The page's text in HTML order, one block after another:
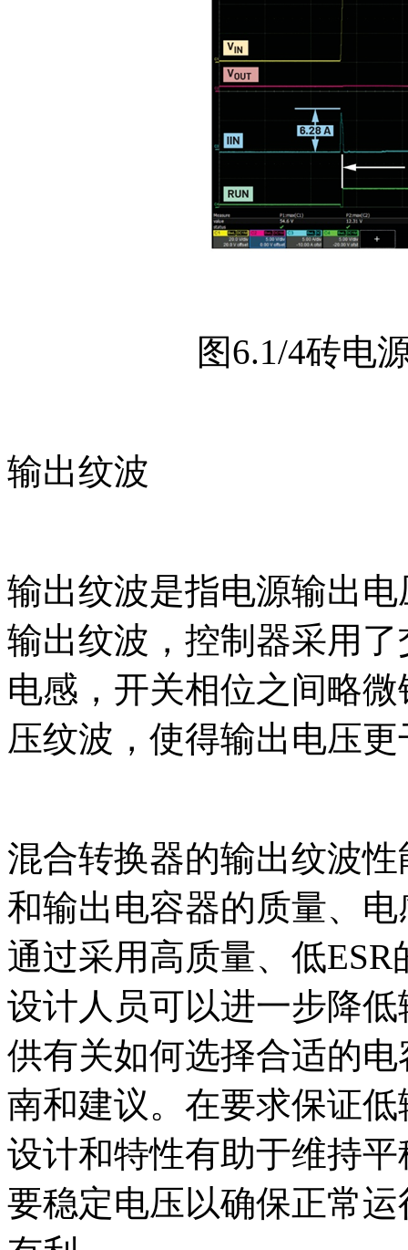
图6.1/4砖电
输出纹波
输出纹波是指电源输出
输出纹波，控制器采用
电感，开关相位之间略
压纹波，使得输出电压
混合转换器的输出纹波
和输出电容器的质量、
通过采用高质量、低
设计人员可以进一步降
供有关如何选择合适的
南和建议。在要求保证
设计和特性有助于维持
要稳定电压以确保正常